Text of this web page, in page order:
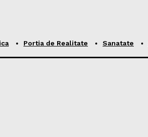
Portia de Realitate Sanatate